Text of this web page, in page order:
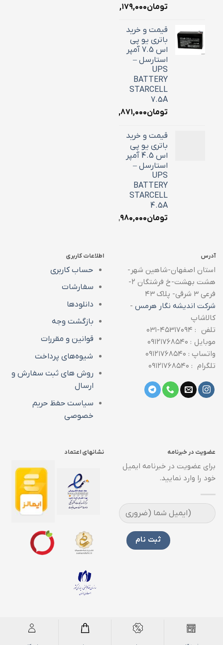
تومان۳,۱۷۹,۰۰۰
قیمت و خرید
باتری یو پی
اس 7.5 آمپر
استارسل –
UPS
BATTERY
STARCELL
7.5A
تومان۲,۸۷۱,۰۰۰
قیمت و خرید
باتری یو پی
اس 4.5 آمپر
استارسل –
UPS
BATTERY
STARCELL
4.5A
تومان۱,۹۸۰,۰۰۰
آدرس
استان اصفهان-شاهین شهر-
هشت بهشت-خ فرشتگان ۲-
فرعی ۳ شرقی- پلاک ۴۳
شرکت اندیشه نگار هرمس -
کالاشاپ
تلفن : ۴۵۳۱۷۰۹۴-۰۳۱
موبایل : ۰۹۱۲۱۷۶۸۵۴۰
واتساپ : ۰۹۱۲۱۷۶۸۵۴۰
تلگرام : ۰۹۱۲۱۷۶۸۵۴۰
اطلاعات کاربری
حساب کاربری
سفارشات
دانلودها
بازگشت وجه
قوانین و مقررات
شیوه‌های پرداخت
روش های ثبت سفارش و
ارسال
سیاست حفظ حریم
خصوصی
عضویت در خبرنامه
برای عضویت در خبرنامه ایمیل
خود را وارد نمایید.
نشانهای اعتماد